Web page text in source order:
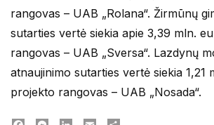
rangovas – UAB „Rolana“. Žirmūnų
sutarties vertė siekia apie 3,39 mln.
rangovas – UAB „Sversa“. Lazdynų
atnaujinimo sutarties vertė siekia 1,21
projekto rangovas – UAB „Nosada“.